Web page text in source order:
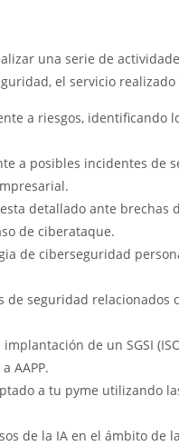
una serie de
el servicio
a riesgos, identificando
a posibles incidentes de
detallado ante brechas
de ciberataque.
de ciberseguridad
seguridad relacionados
de un SGSI
AAPP.
a tu pyme utilizando
de la IA en el ámbito de